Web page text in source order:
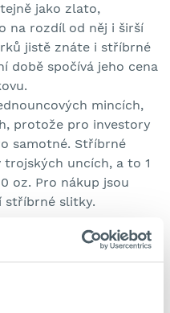
jako zlato,
na rozdíl od něj i širší
jistě znáte i stříbrné
době spočívá jeho cena
mincích,
protože pro investory
samotné. Stříbrné
uncích, a to 1
oz. Pro nákup jsou
stříbrné slitky.